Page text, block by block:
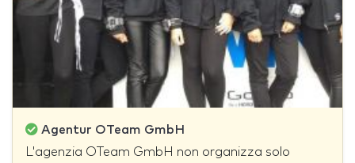
Agentur OTeam GmbH
L'agenzia OTeam GmbH non organizza solo